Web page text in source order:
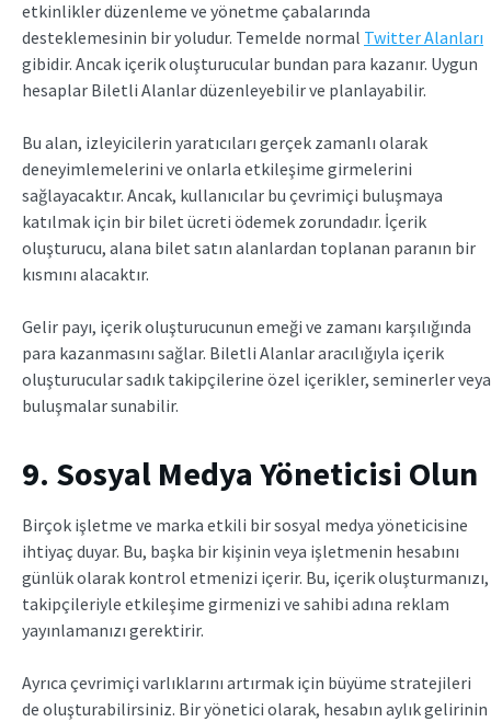
etkinlikler düzenleme ve yönetme çabalarında
desteklemesinin bir yoludur. Temelde normal Twitter Alanları
gibidir. Ancak içerik oluşturucular bundan para kazanır. Uygun
hesaplar Biletli Alanlar düzenleyebilir ve planlayabilir.
Bu alan, izleyicilerin yaratıcıları gerçek zamanlı olarak
deneyimlemelerini ve onlarla etkileşime girmelerini
sağlayacaktır. Ancak, kullanıcılar bu çevrimiçi buluşmaya
katılmak için bir bilet ücreti ödemek zorundadır. İçerik
oluşturucu, alana bilet satın alanlardan toplanan paranın bir
kısmını alacaktır.
Gelir payı, içerik oluşturucunun emeği ve zamanı karşılığında
para kazanmasını sağlar. Biletli Alanlar aracılığıyla içerik
oluşturucular sadık takipçilerine özel içerikler, seminerler veya
buluşmalar sunabilir.
9. Sosyal Medya Yöneticisi Olun
Birçok işletme ve marka etkili bir sosyal medya yöneticisine
ihtiyaç duyar. Bu, başka bir kişinin veya işletmenin hesabını
günlük olarak kontrol etmenizi içerir. Bu, içerik oluşturmanızı,
takipçileriyle etkileşime girmenizi ve sahibi adına reklam
yayınlamanızı gerektirir.
Ayrıca çevrimiçi varlıklarını artırmak için büyüme stratejileri
de oluşturabilirsiniz. Bir yönetici olarak, hesabın aylık gelirinin